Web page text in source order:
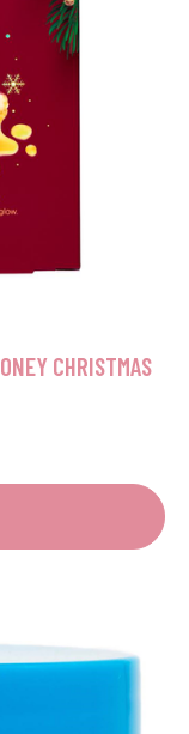
CHRISTMAS